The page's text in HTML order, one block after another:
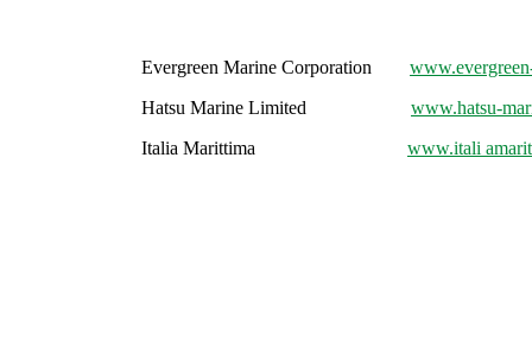
Evergreen Marine Corporation
Hatsu Marine Limited www.hatsu-
Italia Marittima www.itali